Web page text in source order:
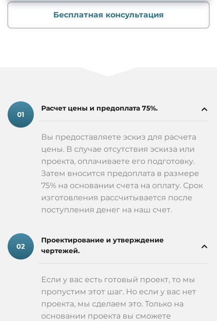
Бесплатная консультация
Расчет цены и предоплата 75%.
Вы предоставляете эскиз для расчета
цены. В случае отсутствия эскиза или
проекта, оплачиваете его подготовку.
Затем вносится предоплата в размере
75% на основании счета на оплату. Срок
изготовления рассчитывается после
поступления денег на наш счет.
Проектирование и утверждение
чертежей.
Если у вас есть готовый проект, то мы
пропустим этот шаг. Но если у вас нет
проекта, мы сделаем это. Только на
основании проекта вы сможете